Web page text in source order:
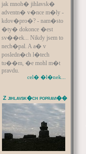
jak mnoh� jihlavsk�
adventn� v�nce m�ly -
kdov�pro�? - nam�sto
�ty� dokonce �est
sv��ek... Nikdy jsem to
nech�pal. A a� v
posledn�ch l�tech
tu��m, �e mohl m�t
pravdu.
cel� �l�nek...
Z jihlavsk�ch popravi��